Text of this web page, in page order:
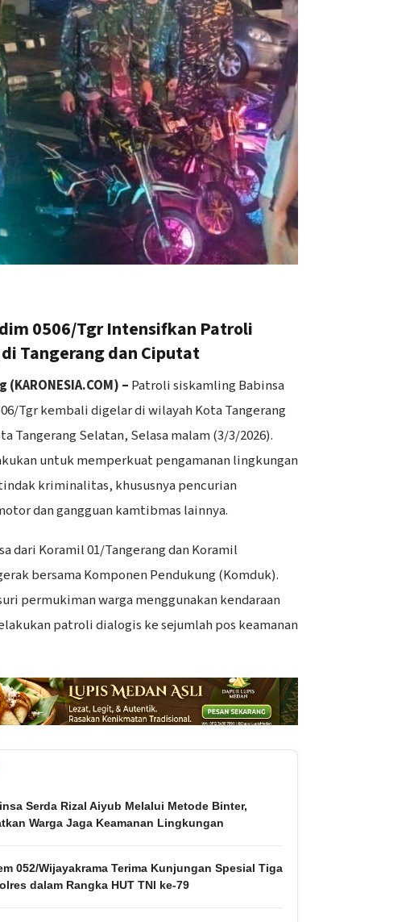
0506/Tgr Intensifkan Patroli
Tangerang dan Ciputat
– Patroli siskamling Babinsa
Tgr kembali digelar di wilayah Kota Tangerang
Tangerang Selatan, Selasa malam (3/3/2026).
untuk memperkuat pengamanan lingkungan
kriminalitas, khususnya pencurian
dan gangguan kamtibmas lainnya.
dari Koramil 01/Tangerang dan Koramil
bersama Komponen Pendukung (Komduk).
permukiman warga menggunakan kendaraan
patroli dialogis ke sejumlah pos keamanan
Serda Rizal Aiyub Melalui Metode Binter,
Warga Jaga Keamanan Lingkungan
052/Wijayakrama Terima Kunjungan Spesial Tiga
dalam Rangka HUT TNI ke-79